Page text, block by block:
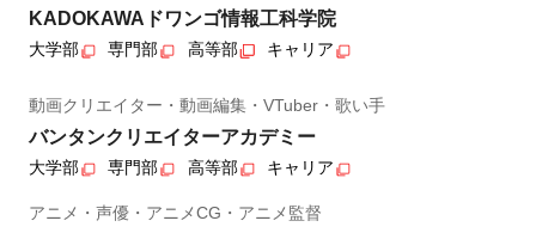
KADOKAWAドワンゴ情報工科学院
大学部 専門部 高等部 キャリア
動画クリエイター・動画編集・VTuber・歌い手
バンタンクリエイターアカデミー
大学部 専門部 高等部 キャリア
アニメ・声優・アニメCG・アニメ監督